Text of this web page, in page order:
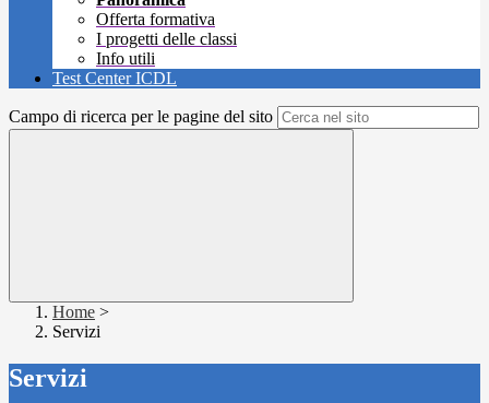
Offerta formativa
I progetti delle classi
Info utili
Test Center ICDL
Campo di ricerca per le pagine del sito
Home >
Servizi
Servizi